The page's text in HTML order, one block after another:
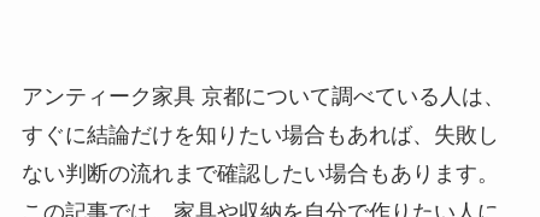
アンティーク家具 京都について調べている人は、
すぐに結論だけを知りたい場合もあれば、失敗し
ない判断の流れまで確認したい場合もあります。
この記事では、家具や収納を自分で作りたい人に